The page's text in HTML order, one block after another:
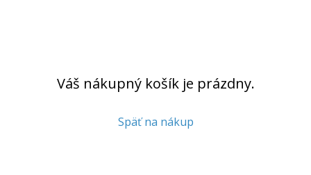
Váš nákupný košík je prázdny.
Späť na nákup